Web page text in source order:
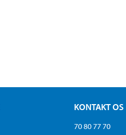
KONTAKT OS
70 80 77 70